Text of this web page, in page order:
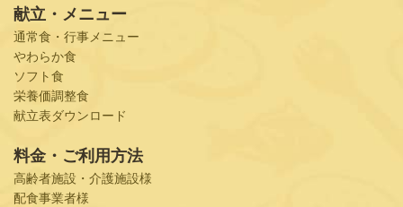
献立・メニュー
通常食・行事メニュー
やわらか食
ソフト食
栄養価調整食
献立表ダウンロード
料金・ご利用方法
高齢者施設・介護施設様
配食事業者様